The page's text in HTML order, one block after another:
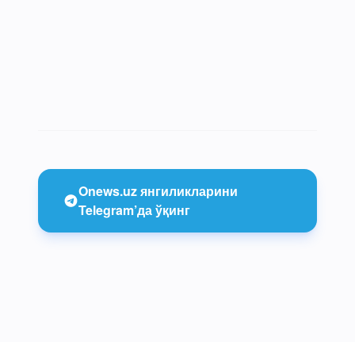
Onews.uz янгиликларини
Telegram’да ўқинг